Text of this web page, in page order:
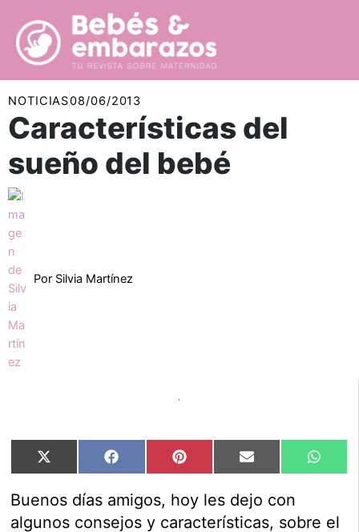
contenido
NOTICIAS08/06/2013
Características del
sueño del bebé
Por Silvia Martínez
Compartir
en
X
(Twitter)
Compartir
en
Facebook Compartir
en
Pinterest Compartir
en
Email
en
Buenos días amigos, hoy les dejo con
algunos consejos y características, sobre el